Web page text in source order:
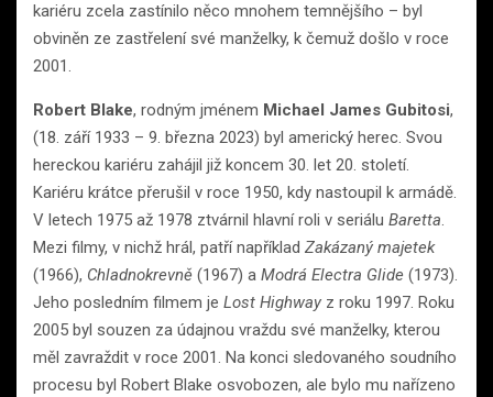
kariéru zcela zastínilo něco mnohem temnějšího – byl
obviněn ze zastřelení své manželky, k čemuž došlo v roce
2001.
Robert Blake, rodným jménem Michael James Gubitosi,
(18. září 1933 – 9. března 2023) byl americký herec. Svou
hereckou kariéru zahájil již koncem 30. let 20. století.
Kariéru krátce přerušil v roce 1950, kdy nastoupil k armádě.
V letech 1975 až 1978 ztvárnil hlavní roli v seriálu Baretta.
Mezi filmy, v nichž hrál, patří například Zakázaný majetek
(1966), Chladnokrevně (1967) a Modrá Electra Glide (1973).
Jeho posledním filmem je Lost Highway z roku 1997. Roku
2005 byl souzen za údajnou vraždu své manželky, kterou
měl zavraždit v roce 2001. Na konci sledovaného soudního
procesu byl Robert Blake osvobozen, ale bylo mu nařízeno